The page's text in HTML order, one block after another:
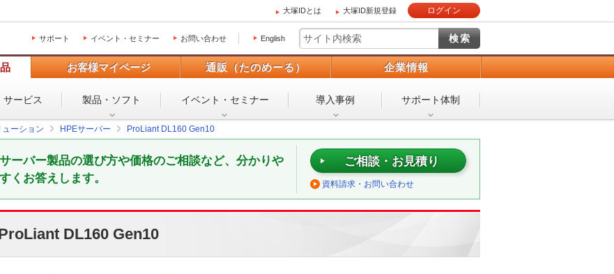
大塚IDとは 大塚ID新規登録 ログイン
サポート イベント・セミナー お問い合わせ English
お客様マイページ 通販（たのめーる） 企業情報
サービス 製品・ソフト イベント・ セミナー 導入事例 サポート体制
ーション HPEサーバー ProLiant DL160 Gen10
サーバー製品の選び方や価格のご相談など、分かりや
すくお答えします。
ご相談・お見積り
資料請求・お問い合わせ
DL160 Gen10